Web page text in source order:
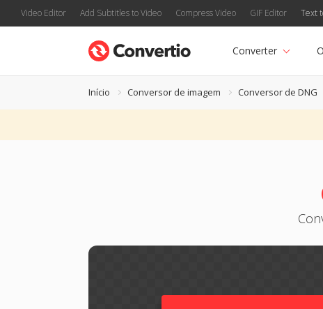
Video Editor Add Subtitles to Video Compress Video GIF Editor Text
Converter
Início Conversor de imagem Conversor de DNG